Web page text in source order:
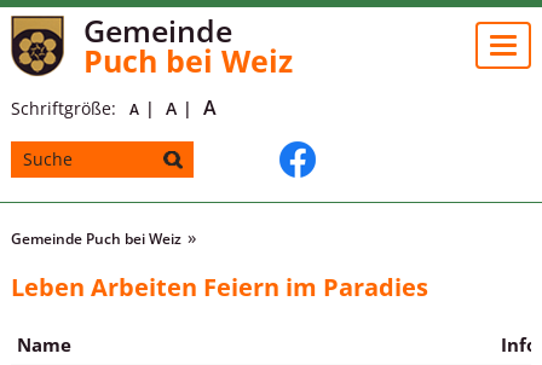
Gemeinde
Puch bei Weiz
Schriftgröße: A A A
Gemeinde Puch bei Weiz
Leben Arbeiten Feiern im Paradies
Name
Info